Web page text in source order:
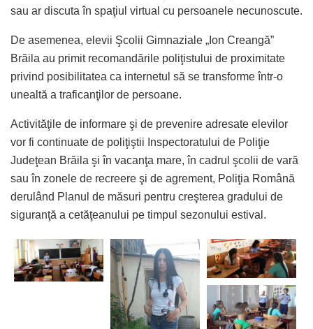
sau ar discuta în spaţiul virtual cu persoanele necunoscute.
De asemenea, elevii Şcolii Gimnaziale „Ion Creangă”
Brăila au primit recomandările poliţistului de proximitate
privind posibilitatea ca internetul să se transforme într-o
unealtă a traficanţilor de persoane.
Activităţile de informare şi de prevenire adresate elevilor
vor fi continuate de poliţiştii Inspectoratului de Poliţie
Judeţean Brăila şi în vacanţa mare, în cadrul şcolii de vară
sau în zonele de recreere şi de agrement, Poliţia Română
derulând Planul de măsuri pentru creşterea gradului de
siguranţă a cetăţeanului pe timpul sezonului estival.